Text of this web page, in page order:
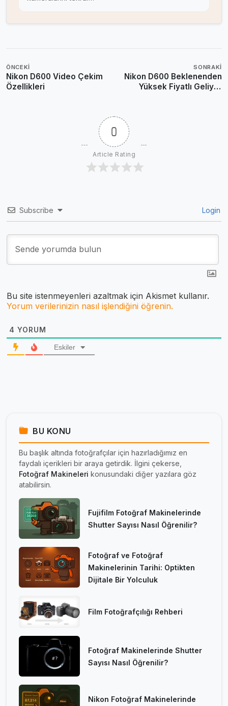
ÖNCEKI
Nikon D600 Video Çekim
Özellikleri
SONRAKI
Nikon D600 Beklenenden
Yüksek Fiyatlı Geliyor
0
Article Rating
Subscribe Login
Bu site istenmeyenleri azaltmak için Akismet kullanır.
Yorum verilerinizin nasıl işlendiğini öğrenin.
4 YORUM
Eskiler
BU KONU
Bu başlık altında fotoğrafçılar için hazırladığımız en
faydalı içerikleri bir araya getirdik. İlgini çekerse,
Fotoğraf Makineleri konusundaki diğer yazılara göz
atabilirsin.
Fujifilm Fotoğraf Makinelerinde
Shutter Sayısı Nasıl Öğrenilir?
Fotoğraf ve Fotoğraf
Makinelerinin Tarihi: Optikten
Dijitale Bir Yolculuk
Film Fotoğrafçılığı Rehberi
Fotoğraf Makinelerinde Shutter
Sayısı Nasıl Öğrenilir?
Nikon Fotoğraf Makinelerinde